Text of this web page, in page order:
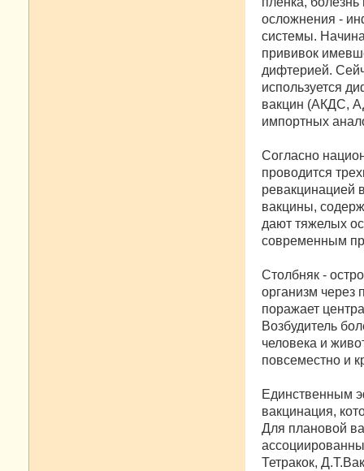
осложнения -
системы.
прививок
дифтерией.
используется
вакцин (АКДС,
импортных
Согласно
проводится
ревакцинацией
вакцины,
дают тяжелых
современным
Столбняк -
организм через
поражает
Возбудитель
человека и
повсеместно и
Единственным
вакцинация,
Для плановой
Тетракок,